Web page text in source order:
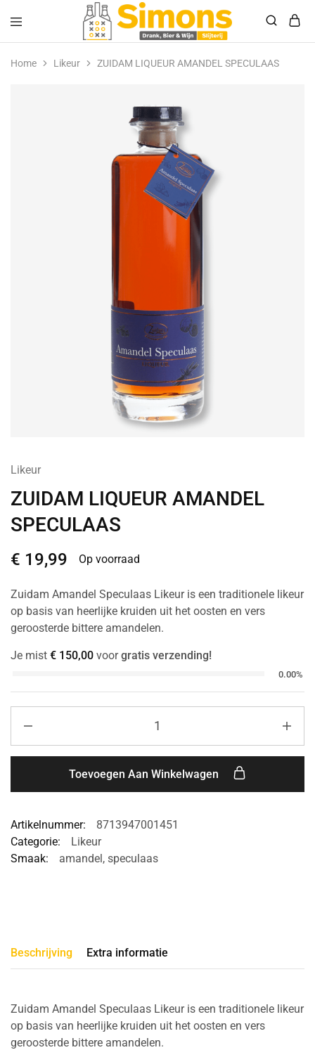
Simonsdrank.nl
Drank,
Bier
&
Home Likeur ZUIDAM LIQUEUR AMANDEL SPECULAAS
Likeur
ZUIDAM LIQUEUR AMANDEL
SPECULAAS
€ 19,99 Op voorraad
Zuidam Amandel Speculaas Likeur is een traditionele likeur
op basis van heerlijke kruiden uit het oosten en vers
geroosterde bittere amandelen.
Je mist € 150,00 voorgratis verzending!
0.00%
Toevoegen Aan Winkelwagen
Artikelnummer:
8713947001451
Categorie:
Likeur
Smaak:
amandel, speculaas
Beschrijving Extra informatie
Zuidam Amandel Speculaas Likeur is een traditionele likeur
op basis van heerlijke kruiden uit het oosten en vers
geroosterde bittere amandelen.